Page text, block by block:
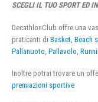
SCEGLI IL TUO SPORT ED
DecathlonClub offre una
praticanti di Basket Beach
Pallanuoto Pallavolo
Inoltre potrai trovare un
premiazioni sportive